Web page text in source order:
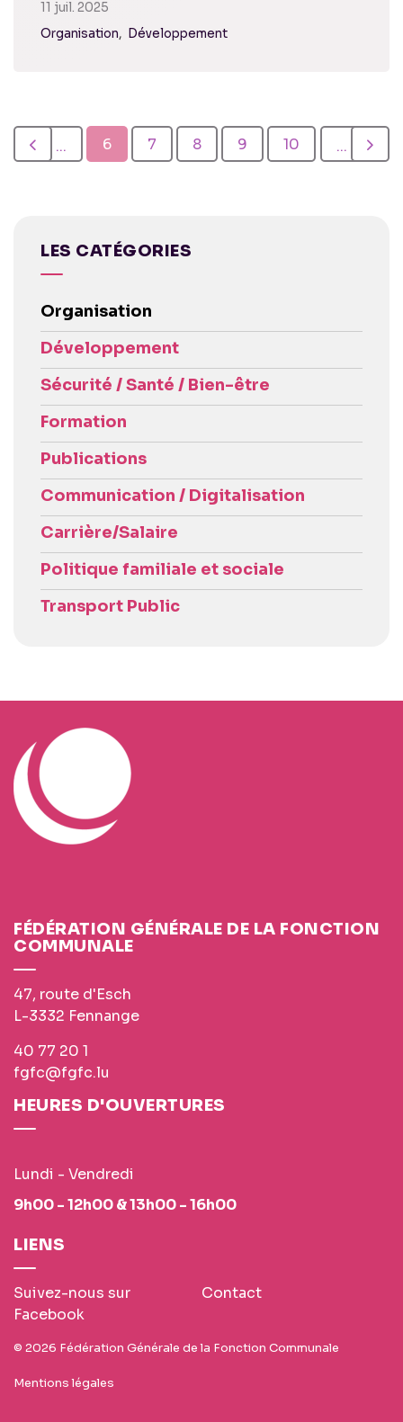
11 juil. 2025
Organisation
Développement
... 6 7 8 9 10 ...
LES CATÉGORIES
Organisation
Développement
Sécurité / Santé / Bien-être
Formation
Publications
Communication / Digitalisation
Carrière/Salaire
Politique familiale et sociale
Transport Public
FÉDÉRATION GÉNÉRALE DE LA FONCTION
COMMUNALE
47, route d'Esch
L-3332 Fennange
40 77 20 1
fgfc@fgfc.lu
HEURES D'OUVERTURES
Lundi - Vendredi
9h00 - 12h00 & 13h00 - 16h00
LIENS
Suivez-nous sur
Facebook
Contact
© 2026 Fédération Générale de la Fonction Communale
Mentions légales